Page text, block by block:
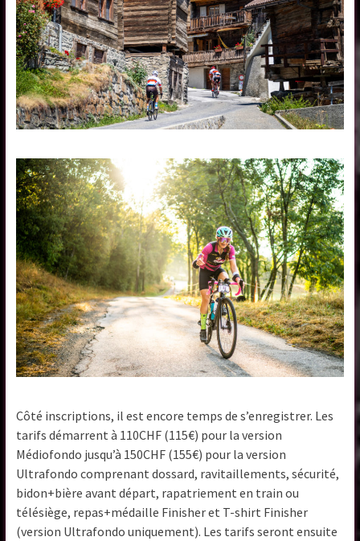
Côté inscriptions, il est encore temps de s’enregistrer. Les
tarifs démarrent à 110CHF (115€) pour la version
Médiofondo jusqu’à 150CHF (155€) pour la version
Ultrafondo comprenant dossard, ravitaillements, sécurité,
bidon+bière avant départ, rapatriement en train ou
télésiège, repas+médaille Finisher et T-shirt Finisher
(version Ultrafondo uniquement). Les tarifs seront ensuite